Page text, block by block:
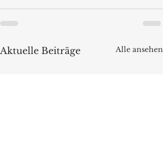
Aktuelle Beiträge Alle ansehen